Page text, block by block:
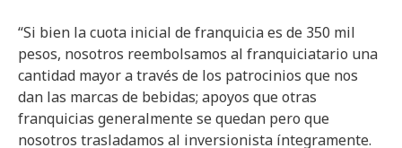
“Si bien la cuota inicial de franquicia es de 350 mil
pesos, nosotros reembolsamos al franquiciatario una
cantidad mayor a través de los patrocinios que nos
dan las marcas de bebidas; apoyos que otras
franquicias generalmente se quedan pero que
nosotros trasladamos al inversionista íntegramente.